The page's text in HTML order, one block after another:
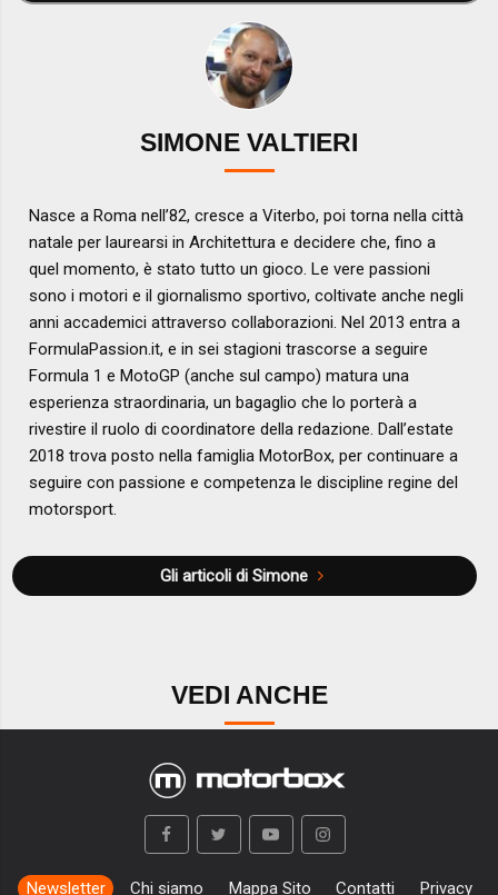
SIMONE VALTIERI
Nasce a Roma nell’82, cresce a Viterbo, poi torna nella città
natale per laurearsi in Architettura e decidere che, fino a
quel momento, è stato tutto un gioco. Le vere passioni
sono i motori e il giornalismo sportivo, coltivate anche negli
anni accademici attraverso collaborazioni. Nel 2013 entra a
FormulaPassion.it, e in sei stagioni trascorse a seguire
Formula 1 e MotoGP (anche sul campo) matura una
esperienza straordinaria, un bagaglio che lo porterà a
rivestire il ruolo di coordinatore della redazione. Dall’estate
2018 trova posto nella famiglia MotorBox, per continuare a
seguire con passione e competenza le discipline regine del
motorsport.
Gli articoli di Simone
VEDI ANCHE
Newsletter Chi siamo Mappa Sito Contatti Privacy